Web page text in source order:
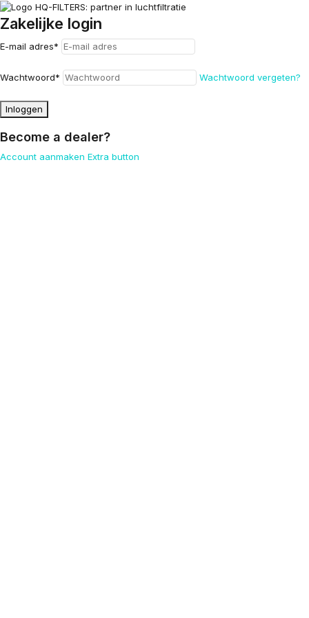
Zakelijke login
E-mail adres*
Wachtwoord* Wachtwoord vergeten?
Inloggen
Become a dealer?
Account aanmaken Extra button